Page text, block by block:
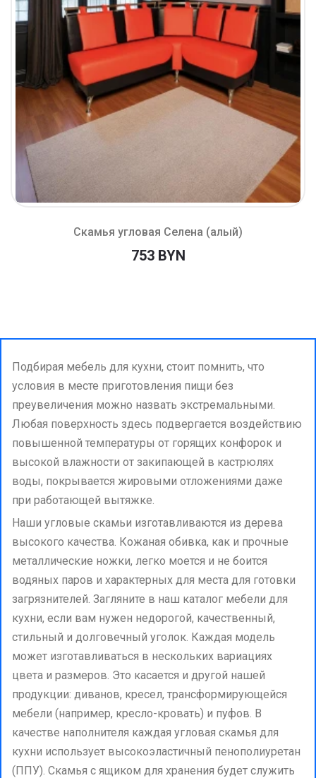
Скамья угловая Селена (алый)
753 BYN
Подбирая мебель для кухни, стоит помнить, что
условия в месте приготовления пищи без
преувеличения можно назвать экстремальными.
Любая поверхность здесь подвергается воздействию
повышенной температуры от горящих конфорок и
высокой влажности от закипающей в кастрюлях
воды, покрывается жировыми отложениями даже
при работающей вытяжке.
Наши угловые скамьи изготавливаются из дерева
высокого качества. Кожаная обивка, как и прочные
металлические ножки, легко моется и не боится
водяных паров и характерных для места для готовки
загрязнителей. Загляните в наш каталог мебели для
кухни, если вам нужен недорогой, качественный,
стильный и долговечный уголок. Каждая модель
может изготавливаться в нескольких вариациях
цвета и размеров. Это касается и другой нашей
продукции: диванов, кресел, трансформирующейся
мебели (например, кресло-кровать) и пуфов. В
качестве наполнителя каждая угловая скамья для
кухни использует высокоэластичный пенополиуретан
(ППУ). Скамья с ящиком для хранения будет служить